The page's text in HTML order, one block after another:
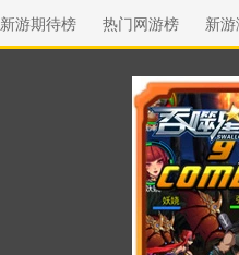
新游期待榜 热门网游榜 新